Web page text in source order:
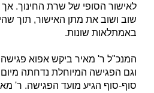
לאישור הסופי של שרת החינוך.
שוב ושוב את מתן האישור, תוך
באמתלאות שונות.
המנכ"ל ר' מאיר ביקש אפוא פגישה
וגם הפגישה המיוחלת נדחתה
סוף-סוף הגיע מועד הפגישה. ר'